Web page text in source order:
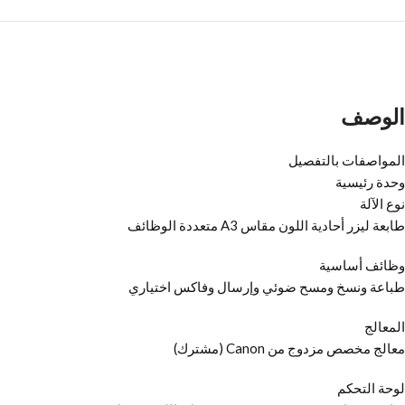
الوصف
المواصفات بالتفصيل
وحدة رئيسية
نوع الآلة
طابعة ليزر أحادية اللون مقاس A3 متعددة الوظائف
وظائف أساسية
طباعة ونسخ ومسح ضوئي وإرسال وفاكس اختياري
المعالج
معالج مخصص مزدوج من Canon (مشترك)
لوحة التحكم